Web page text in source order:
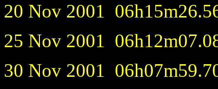
20 Nov 2001
25 Nov 2001
30 Nov 2001